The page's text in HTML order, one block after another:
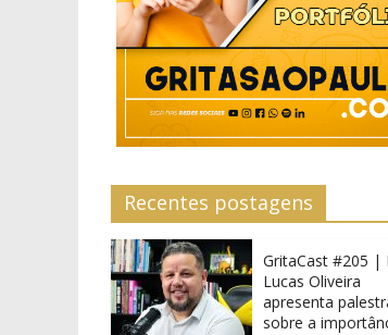
Recentes postagens
GritaCast #205 |
Lucas Oliveira
apresenta
sobre a